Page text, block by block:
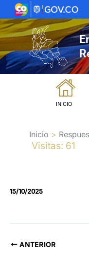
al
contenido
INICIO
Inicio
Visitas: 61
15/10/2025
ANTERIOR